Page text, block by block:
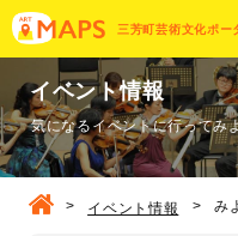
三芳町芸術文化ポー
イベント情報
気になるイベントに行ってみ
> イベント情報 > み